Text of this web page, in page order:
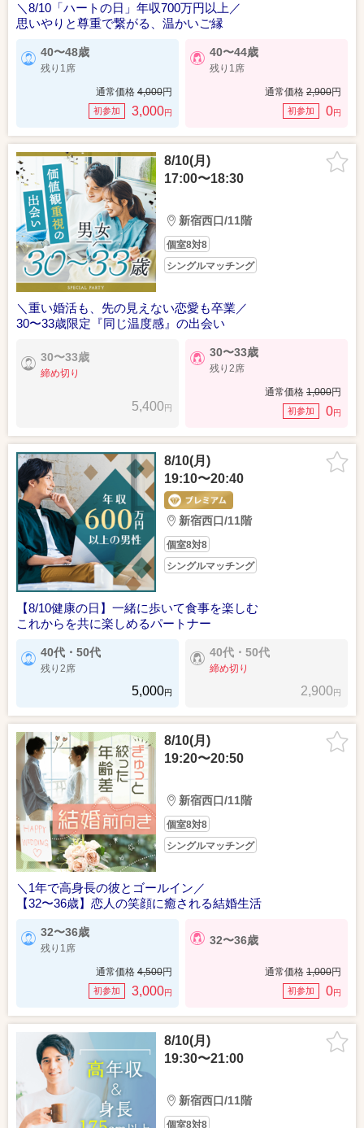
＼8/10「ハートの日」年収700万円以上／
思いやりと尊重で繋がる、温かいご縁
40〜48歳
残り1席
通常価格 4,000円
初参加 3,000円
40〜44歳
残り1席
通常価格 2,900円
初参加 0円
8/10(月)
17:00〜18:30
新宿西口/11階
個室8対8
シングルマッチング
＼重い婚活も、先の見えない恋愛も卒業／
30〜33歳限定『同じ温度感』の出会い
30〜33歳
締め切り
5,400円
30〜33歳
残り2席
通常価格 1,000円
初参加 0円
8/10(月)
19:10〜20:40
新宿西口/11階
個室8対8
シングルマッチング
【8/10健康の日】一緒に歩いて食事を楽しむ
これからを共に楽しめるパートナー
40代・50代
残り2席
5,000円
40代・50代
締め切り
2,900円
8/10(月)
19:20〜20:50
新宿西口/11階
個室8対8
シングルマッチング
＼1年で高身長の彼とゴールイン／
【32〜36歳】恋人の笑顔に癒される結婚生活
32〜36歳
残り1席
通常価格 4,500円
初参加 3,000円
32〜36歳
通常価格 1,000円
初参加 0円
8/10(月)
19:30〜21:00
新宿西口/11階
個室8対8